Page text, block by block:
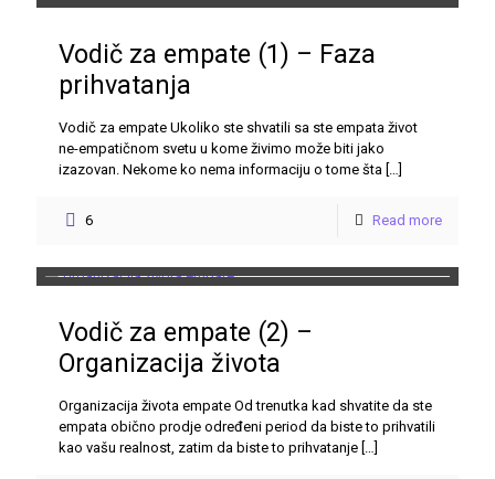
Vodič za empate (1) – Faza
prihvatanja
Vodič za empate Ukoliko ste shvatili sa ste empata život
ne-empatičnom svetu u kome živimo može biti jako
izazovan. Nekome ko nema informaciju o tome šta […]
6 Read more
Vodič za empate (2) –
Organizacija života
Organizacija života empate Od trenutka kad shvatite da ste
empata obično prodje određeni period da biste to prihvatili
kao vašu realnost, zatim da biste to prihvatanje […]